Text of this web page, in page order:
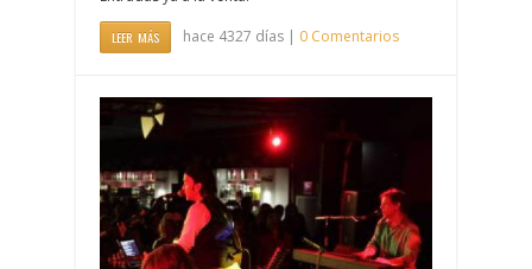
LEER MÁS hace 4327 días | 0 Comentarios